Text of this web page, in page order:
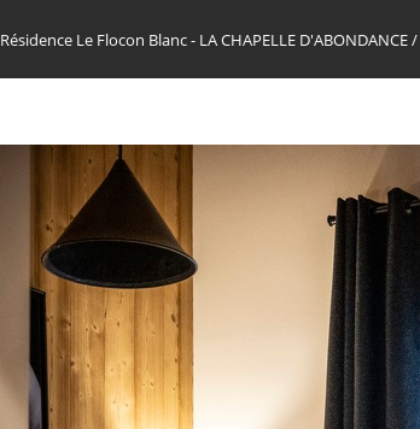
Résidence Le Flocon Blanc - LA CHAPELLE D'ABONDANCE/